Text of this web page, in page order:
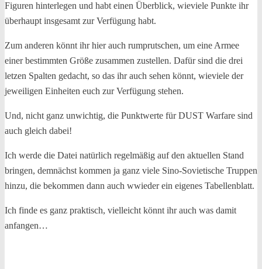
Figuren hinterlegen und habt einen Überblick, wieviele Punkte ihr
überhaupt insgesamt zur Verfügung habt.
Zum anderen könnt ihr hier auch rumprutschen, um eine Armee
einer bestimmten Größe zusammen zustellen. Dafür sind die drei
letzen Spalten gedacht, so das ihr auch sehen könnt, wieviele der
jeweiligen Einheiten euch zur Verfügung stehen.
Und, nicht ganz unwichtig, die Punktwerte für DUST Warfare sind
auch gleich dabei!
Ich werde die Datei natürlich regelmäßig auf den aktuellen Stand
bringen, demnächst kommen ja ganz viele Sino-Sovietische Truppen
hinzu, die bekommen dann auch wwieder ein eigenes Tabellenblatt.
Ich finde es ganz praktisch, vielleicht könnt ihr auch was damit
anfangen…